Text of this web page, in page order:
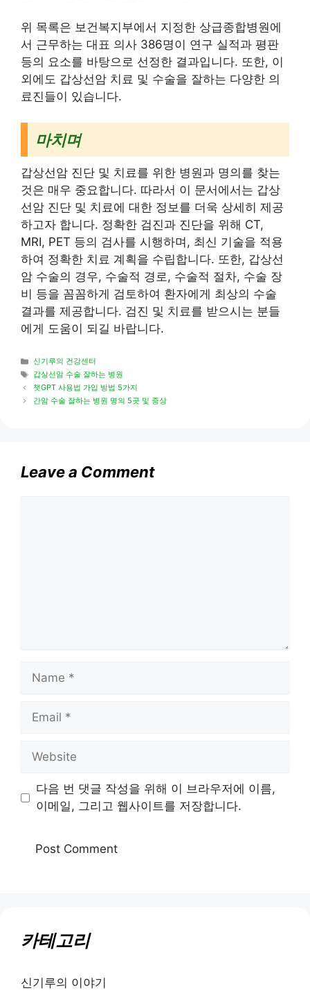
위 목록은 보건복지부에서 지정한 상급종합병원에
서 근무하는 대표 의사 386명이 연구 실적과 평판
등의 요소를 바탕으로 선정한 결과입니다. 또한, 이
외에도 갑상선암 치료 및 수술을 잘하는 다양한 의
료진들이 있습니다.
마치며
갑상선암 진단 및 치료를 위한 병원과 명의를 찾는
것은 매우 중요합니다. 따라서 이 문서에서는 갑상
선암 진단 및 치료에 대한 정보를 더욱 상세히 제공
하고자 합니다. 정확한 검진과 진단을 위해 CT,
MRI, PET 등의 검사를 시행하며, 최신 기술을 적용
하여 정확한 치료 계획을 수립합니다. 또한, 갑상선
암 수술의 경우, 수술적 경로, 수술적 절차, 수술 장
비 등을 꼼꼼하게 검토하여 환자에게 최상의 수술
결과를 제공합니다. 검진 및 치료를 받으시는 분들
에게 도움이 되길 바랍니다.
Categories
신기루의 건강센터
Tags
갑상선암 수술 잘하는 병원
챗GPT 사용법 가입 방법 5가지
간암 수술 잘하는 병원 명의 5곳 및 증상
Leave a Comment
Name
Email
Website
다음 번 댓글 작성을 위해 이 브라우저에 이름,
이메일, 그리고 웹사이트를 저장합니다.
카테고리
신기루의 이야기